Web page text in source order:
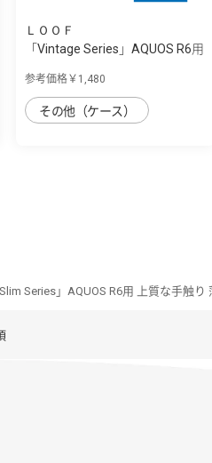
ＬＯＯＦ
「Vintage Series」AQUOS R6用
参考価格￥1,480
その他（ケース）
Slim Series」AQUOS R6用 上質な手触